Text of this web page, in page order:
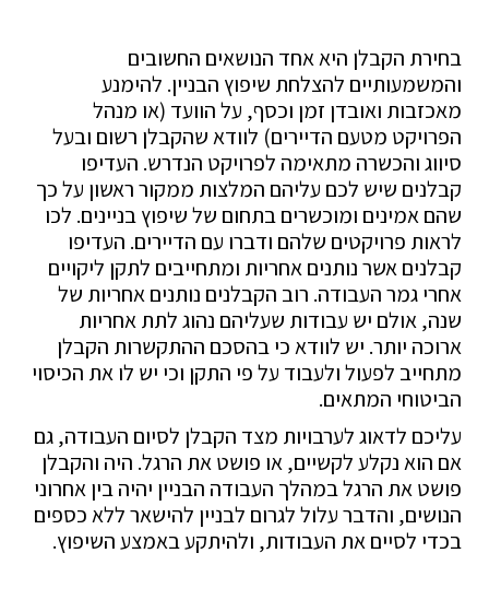
בחירת הקבלן היא אחד הנושאים החשובים
והמשמעותיים להצלחת שיפוץ הבניין. להימנע
מאכזבות ואובדן זמן וכסף, על הוועד (או מנהל
הפרויקט מטעם הדיירים) לוודא שהקבלן רשום ובעל
סיווג והכשרה מתאימה לפרויקט הנדרש. העדיפו
קבלנים שיש לכם עליהם המלצות ממקור ראשון על כך
שהם אמינים ומוכשרים בתחום של שיפוץ בניינים. לכו
לראות פרויקטים שלהם ודברו עם הדיירים. העדיפו
קבלנים אשר נותנים אחריות ומתחייבים לתקן ליקויים
אחרי גמר העבודה. רוב הקבלנים נותנים אחריות של
שנה, אולם יש עבודות שעליהם נהוג לתת אחריות
ארוכה יותר. יש לוודא כי בהסכם ההתקשרות הקבלן
מתחייב לפעול ולעבוד על פי התקן וכי יש לו את הכיסוי
הביטוחי המתאים.
עליכם לדאוג לערבויות מצד הקבלן לסיום העבודה, גם
אם הוא נקלע לקשיים, או פושט את הרגל. היה והקבלן
פושט את הרגל במהלך העבודה הבניין יהיה בין אחרוני
הנושים, והדבר עלול לגרום לבניין להישאר ללא כספים
בכדי לסיים את העבודות, ולהיתקע באמצע השיפוץ.